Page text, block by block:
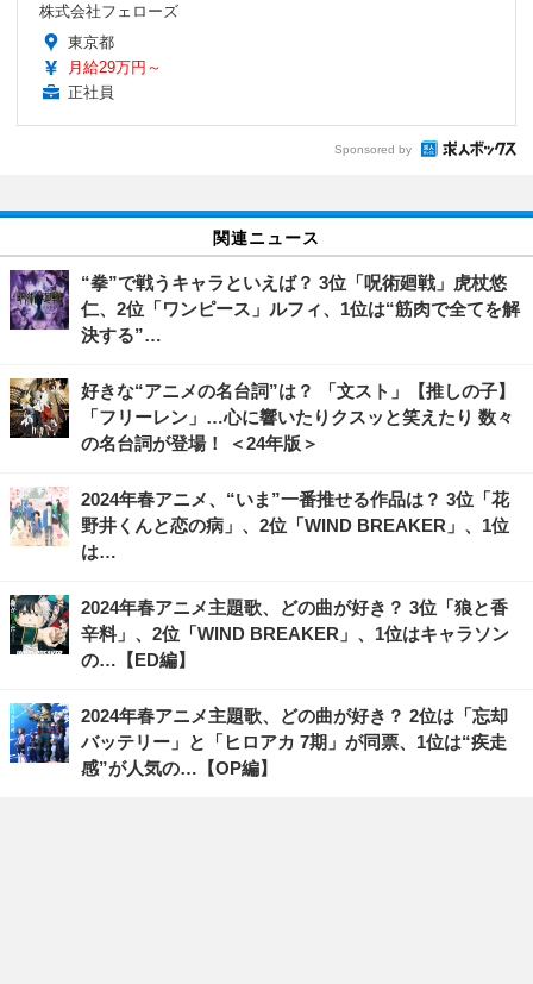
株式会社フェローズ
東京都
月給29万円～
正社員
Sponsored by
関連ニュース
“拳”で戦うキャラといえば？ 3位「呪術廻戦」虎杖悠
仁、2位「ワンピース」ルフィ、1位は“筋肉で全てを解
決する”…
好きな“アニメの名台詞”は？ 「文スト」【推しの子】
「フリーレン」…心に響いたりクスッと笑えたり 数々
の名台詞が登場！ ＜24年版＞
2024年春アニメ、“いま”一番推せる作品は？ 3位「花
野井くんと恋の病」、2位「WIND BREAKER」、1位
は…
2024年春アニメ主題歌、どの曲が好き？ 3位「狼と香
辛料」、2位「WIND BREAKER」、1位はキャラソン
の…【ED編】
2024年春アニメ主題歌、どの曲が好き？ 2位は「忘却
バッテリー」と「ヒロアカ 7期」が同票、1位は“疾走
感”が人気の…【OP編】